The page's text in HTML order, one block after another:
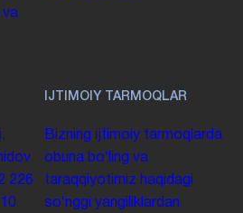
va
226
IJTIMOIY TARMOQLAR
Bizning ijtimoiy tarmoqlarda
obuna boʻling va
taraqqiyotimiz haqidagi
soʻnggi yangiliklardan